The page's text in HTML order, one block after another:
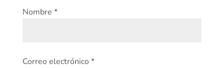
Nombre *
Correo electrónico*